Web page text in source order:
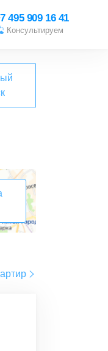
495 909 16 41
Консультируем